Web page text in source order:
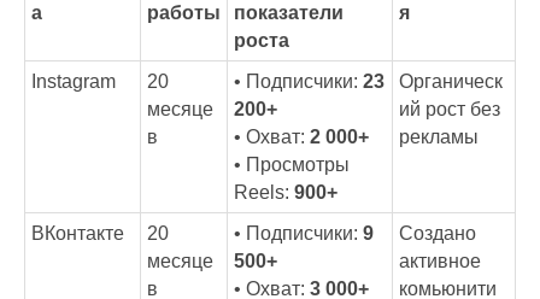
а
работы
показатели
роста
я
Instagram
20
месяце
в
• Подписчики: 23
200+
• Охват: 2 000+
• Просмотры
Reels: 900+
Органическ
ий рост без
рекламы
ВКонтакте
20
месяце
в
• Подписчики: 9
500+
• Охват: 3 000+
Создано
активное
комьюнити